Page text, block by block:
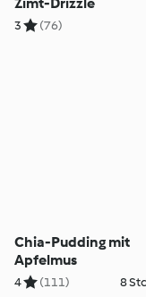
Zimt-Drizzle
3 (76)
Chia-Pudding mit
Apfelmus
4 (111) 8